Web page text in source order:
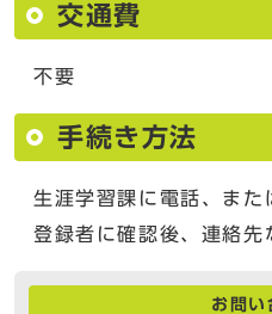
交通費
不要
手続き方法
生涯学習課に電話、また
登録者に確認後、連絡先
お問い